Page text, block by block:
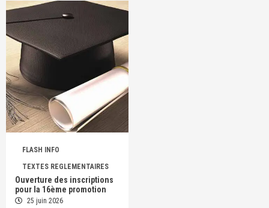
FLASH INFO
TEXTES REGLEMENTAIRES
Ouverture des inscriptions
pour la 16ème promotion
25 juin 2026